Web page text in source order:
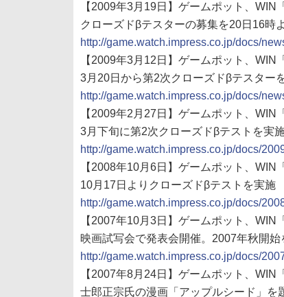
【2009年3月19日】ゲームポット、
クローズドβテスターの募集を20日16時
http://game.watch.impress.co.jp/docs/
【2009年3月12日】ゲームポット、
3月20日から第2次クローズドβテスター
http://game.watch.impress.co.jp/docs/
【2009年2月27日】ゲームポット、
3月下旬に第2次クローズドβテストを実
http://game.watch.impress.co.jp/docs/
【2008年10月6日】ゲームポット、
10月17日よりクローズドβテストを実施
http://game.watch.impress.co.jp/docs/
【2007年10月3日】ゲームポット、
映画試写会で発表会開催。2007年秋開始
http://game.watch.impress.co.jp/docs/
【2007年8月24日】ゲームポット、
士郎正宗氏の漫画「アップルシード」を